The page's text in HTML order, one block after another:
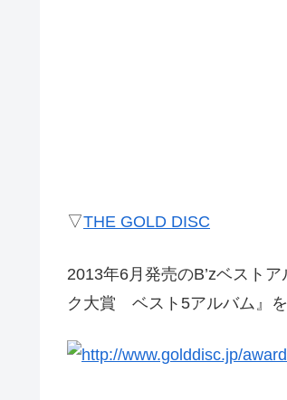
▽THE GOLD DISC
2013年6月発売のB’zベスト
ク大賞 ベスト5アルバム』を